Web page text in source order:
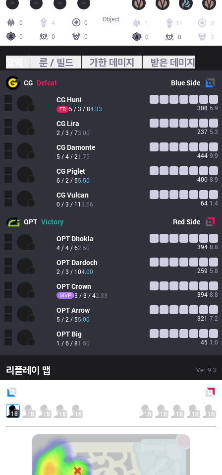
0 4
0
0
0 0
1 11
3
0
0 3
Object
룬 / 빌드 가한 데미지 받은 데미지
CG Defeat BlueSide
CG Huni
FB 5 / 3 / 84.33 308 6.9
CG Lira
2 / 3 / 73.00 237 5.3
CG Damonte
5 / 4 / 21.75 444 9.9
CG Piglet
6 / 2 / 55.50 400 8.9
CGVulcan
0 / 3 / 11 3.66 64 1.4
OPT Victory RedSide
OPT Dhokla
4 / 4 / 62.50 394 8.8
OPT Dardoch
2 / 3 / 104.00 259 5.8
OPTCrown
MVP 3 / 3 / 42.33 394 8.8
OPTArrow
5 / 2 / 55.00 321 7.2
OPT Big
1 / 6 / 81.50 45 1.0
리플레이 맵 Ver. 9.3
18 18 18 18 16 18 18 18 18 16